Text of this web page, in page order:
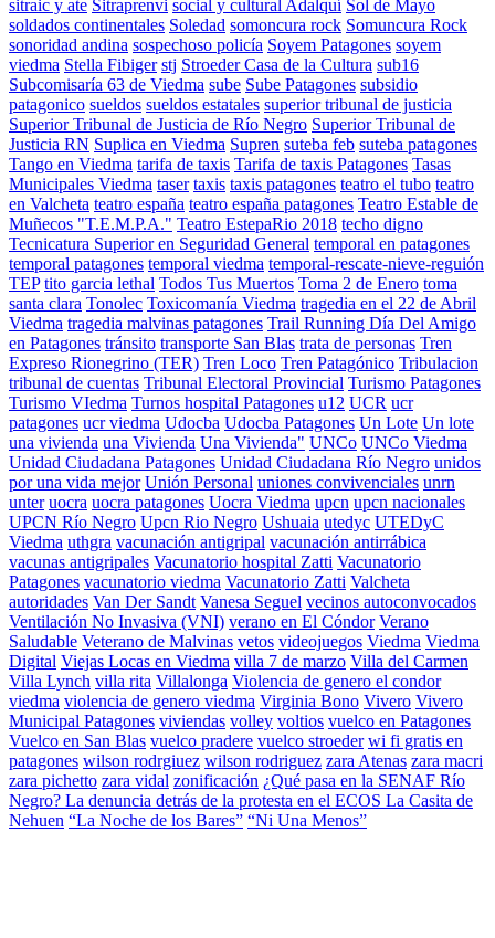
sitraic y ate Sitraprenvi social y cultural Adalquí Sol de Mayo
soldados continentales Soledad somoncura rock Somuncura Rock
sonoridad andina sospechoso policía Soyem Patagones soyem
viedma Stella Fibiger stj Stroeder Casa de la Cultura sub16
Subcomisaría 63 de Viedma sube Sube Patagones subsidio
patagonico sueldos sueldos estatales superior tribunal de justicia
Superior Tribunal de Justicia de Río Negro Superior Tribunal de
Justicia RN Suplica en Viedma Supren suteba feb suteba patagones
Tango en Viedma tarifa de taxis Tarifa de taxis Patagones Tasas
Municipales Viedma taser taxis taxis patagones teatro el tubo teatro
en Valcheta teatro españa teatro españa patagones Teatro Estable de
Muñecos "T.E.M.P.A." Teatro EstepaRio 2018 techo digno
Tecnicatura Superior en Seguridad General temporal en patagones
temporal patagones temporal viedma temporal-rescate-nieve-reguión
TEP tito garcia lethal Todos Tus Muertos Toma 2 de Enero toma
santa clara Tonolec Toxicomanía Viedma tragedia en el 22 de Abril
Viedma tragedia malvinas patagones Trail Running Día Del Amigo
en Patagones tránsito transporte San Blas trata de personas Tren
Expreso Rionegrino (TER) Tren Loco Tren Patagónico Tribulacion
tribunal de cuentas Tribunal Electoral Provincial Turismo Patagones
Turismo VIedma Turnos hospital Patagones u12 UCR ucr
patagones ucr viedma Udocba Udocba Patagones Un Lote Un lote
una vivienda una Vivienda Una Vivienda" UNCo UNCo Viedma
Unidad Ciudadana Patagones Unidad Ciudadana Río Negro unidos
por una vida mejor Unión Personal uniones convivenciales unrn
unter uocra uocra patagones Uocra Viedma upcn upcn nacionales
UPCN Río Negro Upcn Rio Negro Ushuaia utedyc UTEDyC
Viedma uthgra vacunación antigripal vacunación antirrábica
vacunas antigripales Vacunatorio hospital Zatti Vacunatorio
Patagones vacunatorio viedma Vacunatorio Zatti Valcheta
autoridades Van Der Sandt Vanesa Seguel vecinos autoconvocados
Ventilación No Invasiva (VNI) verano en El Cóndor Verano
Saludable Veterano de Malvinas vetos videojuegos Viedma Viedma
Digital Viejas Locas en Viedma villa 7 de marzo Villa del Carmen
Villa Lynch villa rita Villalonga Violencia de genero el condor
viedma violencia de genero viedma Virginia Bono Vivero Vivero
Municipal Patagones viviendas volley voltios vuelco en Patagones
Vuelco en San Blas vuelco pradere vuelco stroeder wi fi gratis en
patagones wilson rodrgiuez wilson rodriguez zara Atenas zara macri
zara pichetto zara vidal zonificación ¿Qué pasa en la SENAF Río
Negro? La denuncia detrás de la protesta en el ECOS La Casita de
Nehuen “La Noche de los Bares” “Ni Una Menos”